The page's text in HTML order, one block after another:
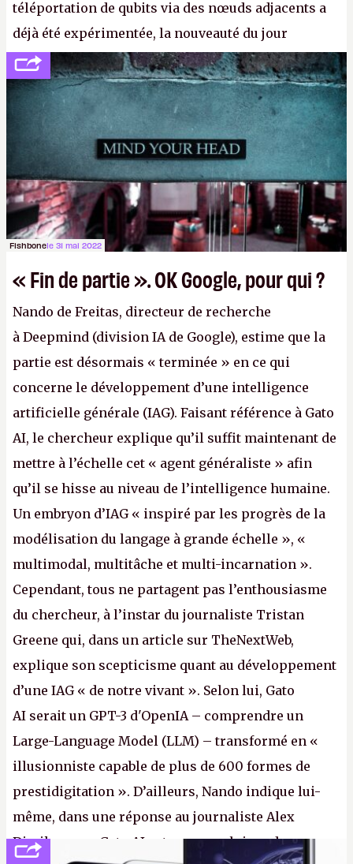
téléportation de qubits via des nœuds adjacents a
déjà été expérimentée, la nouveauté du jour
concerne le recours à des nœuds distants, pour ne
pas dire un réseau quantique multimédia interactif
(avec l’option Péritel). (
http://cpc.cx/AH432N4
Crédit photo : QuTech / Nature)
Fishbonele 31 mai 2022
« Fin de partie ». OK Google, pour qui ?
Nando de Freitas, directeur de recherche
à Deepmind (division IA de Google), estime que la
partie est désormais « terminée » en ce qui
concerne le développement d’une intelligence
artificielle générale (IAG). Faisant référence à Gato
AI, le chercheur explique qu’il suffit maintenant de
mettre à l’échelle cet « agent généraliste » afin
qu’il se hisse au niveau de l’intelligence humaine.
Un embryon d’IAG « inspiré par les progrès de la
modélisation du langage à grande échelle », «
multimodal, multitâche et multi-incarnation ».
Cependant, tous ne partagent pas l’enthousiasme
du chercheur, à l’instar du journaliste Tristan
Greene qui, dans un article sur TheNextWeb,
explique son scepticisme quant au développement
d’une IAG « de notre vivant ». Selon lui, Gato
AI serait un GPT-3 d'OpenIA – comprendre un
Large-Language Model (LLM) – transformé en «
illusionniste capable de plus de 600 formes de
prestidigitation ». D’ailleurs, Nando indique lui-
même, dans une réponse au journaliste Alex
Dimikas, que Gato AI est « encore loin » de